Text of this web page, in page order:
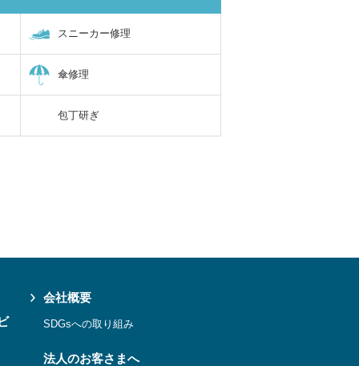
スニーカー修理
傘修理
包丁研ぎ
会社概要
SDGsへの取り組み
法人のお客さまへ